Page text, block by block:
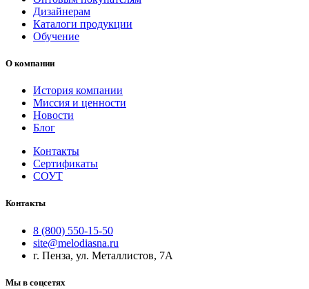
Дизайнерам
Каталоги продукции
Обучение
О компании
История компании
Миссия и ценности
Новости
Блог
Контакты
Сертификаты
СОУТ
Контакты
8 (800) 550-15-50
site@melodiasna.ru
г. Пенза, ул. Металлистов, 7А
Мы в соцсетях